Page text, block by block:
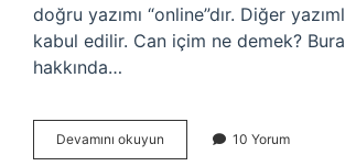
doğru yazımı “online”dır. Diğer
kabul edilir. Can içim ne demek?
hakkında…
Devamını okuyun
Içim
10 Yorum